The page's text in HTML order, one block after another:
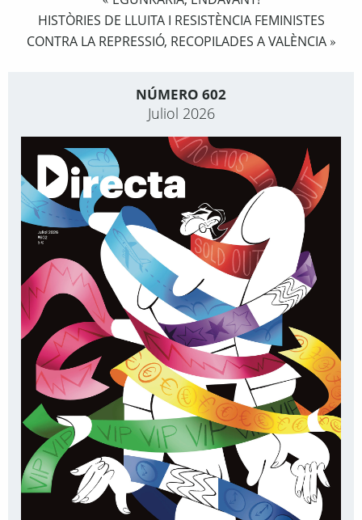
HISTÒRIES DE LLUITA I RESISTÈNCIA FEMINISTES
CONTRA LA REPRESSIÓ, RECOPILADES A VALÈNCIA»
NÚMERO 602
Juliol 2026